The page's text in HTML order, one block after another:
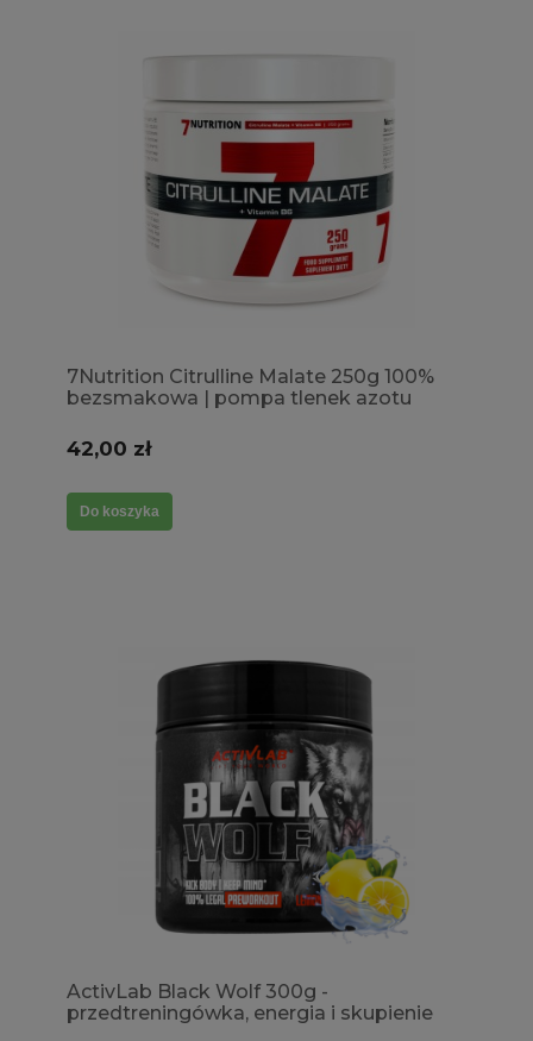
7Nutrition Citrulline Malate 250g 100%
bezsmakowa | pompa tlenek azotu
42,00 zł
Do koszyka
ActivLab Black Wolf 300g -
przedtreningówka, energia i skupienie